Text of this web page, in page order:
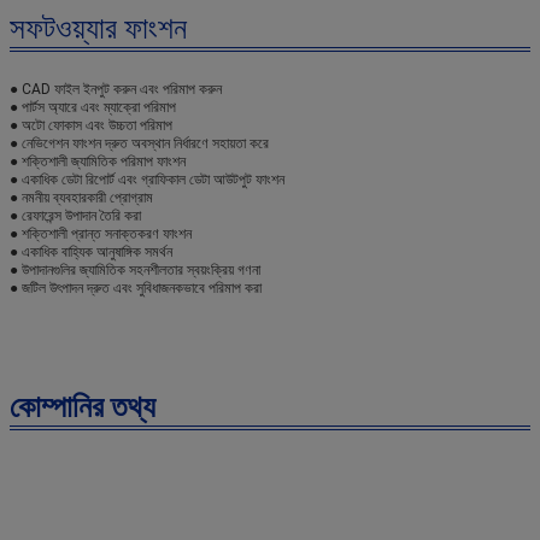
সফটওয়্যার ফাংশন
● CAD ফাইল ইনপুট করুন এবং পরিমাপ করুন
● পার্টস অ্যারে এবং ম্যাক্রো পরিমাপ
● অটো ফোকাস এবং উচ্চতা পরিমাপ
● নেভিগেশন ফাংশন দ্রুত অবস্থান নির্ধারণে সহায়তা করে
● শক্তিশালী জ্যামিতিক পরিমাপ ফাংশন
● একাধিক ডেটা রিপোর্ট এবং গ্রাফিকাল ডেটা আউটপুট ফাংশন
● নমনীয় ব্যবহারকারী প্রোগ্রাম
● রেফারেন্স উপাদান তৈরি করা
● শক্তিশালী প্রান্ত সনাক্তকরণ ফাংশন
● একাধিক বাহ্যিক আনুষাঙ্গিক সমর্থন
● উপাদানগুলির জ্যামিতিক সহনশীলতার স্বয়ংক্রিয় গণনা
● জটিল উৎপাদন দ্রুত এবং সুবিধাজনকভাবে পরিমাপ করা
কোম্পানির তথ্য